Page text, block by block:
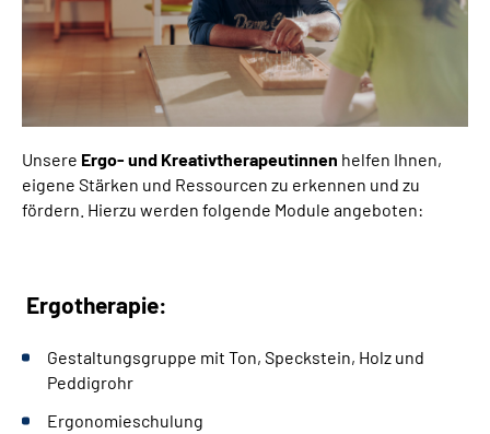
Gebärdensprache
Unsere Ergo- und Kreativtherapeutinnen helfen Ihnen,
eigene Stärken und Ressourcen zu erkennen und zu
fördern. Hierzu werden folgende Module angeboten:
Ergotherapie:
Gestaltungsgruppe mit Ton, Speckstein, Holz und
Peddigrohr
Ergonomieschulung